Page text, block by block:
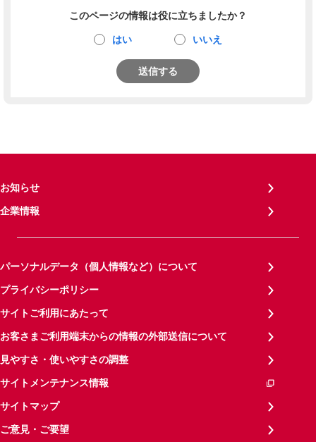
このページの情報は役に立ちましたか？
はい いいえ
送信する
お知らせ
企業情報
パーソナルデータ（個人情報など）について
プライバシーポリシー
サイトご利用にあたって
お客さまご利用端末からの情報の外部送信について
見やすさ・使いやすさの調整
サイトメンテナンス情報
サイトマップ
ご意見・ご要望